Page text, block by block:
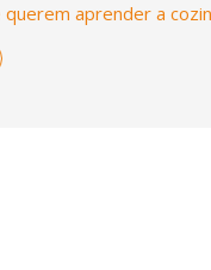
aprender a